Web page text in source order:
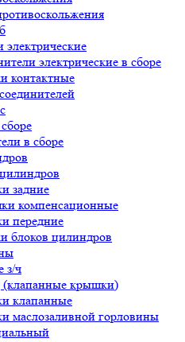
электрические в сборе
контактные
в сборе
задние
компенсационные
передние
блоков цилиндров
з/ч
крышки)
клапанные
маслозаливной горловины